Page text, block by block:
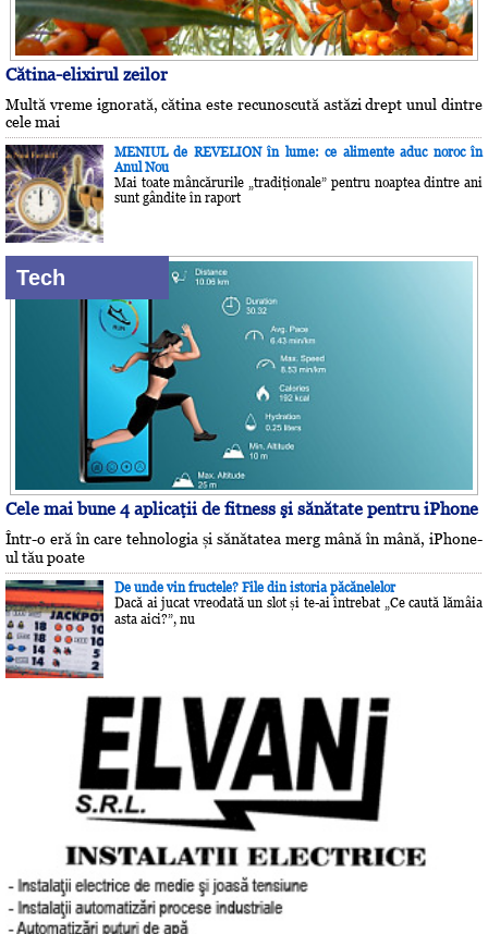
Cătina-elixirul zeilor
Multă vreme ignorată, cătina este recunoscută astăzi drept unul dintre
cele mai
MENIUL de REVELION în lume: ce alimente aduc noroc în
Anul Nou
Mai toate mâncărurile „tradiţionale” pentru noaptea dintre ani
sunt gândite în raport
Tech
Cele mai bune 4 aplicaţii de fitness şi sănătate pentru iPhone
Într-o eră în care tehnologia și sănătatea merg mână în mână, iPhone-
ul tău poate
De unde vin fructele? File din istoria păcănelelor
Dacă ai jucat vreodată un slot și te-ai întrebat „Ce caută lămâia
asta aici?”, nu